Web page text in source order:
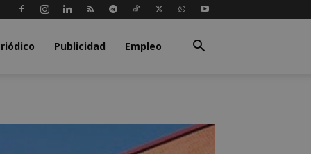
Publicidad Empleo